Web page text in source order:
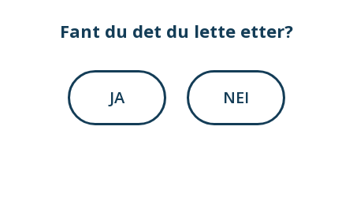
Fant du det du lette etter?
JA NEI